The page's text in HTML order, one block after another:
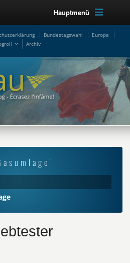
Hauptmenü
Bundestagswahl
Europa
Archiv